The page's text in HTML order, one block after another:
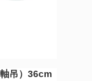
吊）36cm